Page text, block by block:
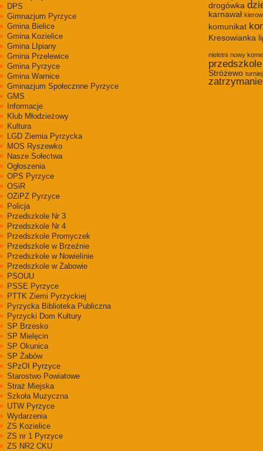
DPS
Gimnazjum Pyrzyce
Gmina Bielice
Gmina Kozielice
Gmina LIpiany
Gmina Przelewice
Gmina Pyrzyce
Gmina Warnice
Gminazjum Społecznne Pyrzyce
GMS
Informacje
Klub Młodzieżowy
Kultura
LGD Ziemia Pyrzycka
MOS Ryszewko
Nasze Sołectwa
Ogłoszenia
OPS Pyrzyce
OSiR
OZiPZ Pyrzyce
Policja
Przedszkole Nr 3
Przedszkole Nr 4
Przedszkole Promyczek
Przedszkole w Brzeźnie
Przedszkole w Nowielinie
Przedszkole w Żabowie
PSOUU
PSSE Pyrzyce
PTTK Ziemi Pyrzyckiej
Pyrzycka Biblioteka Publiczna
Pyrzycki Dom Kultury
SP Brzesko
SP Mielęcin
SP Okunica
SP Żabów
SPzOI Pyrzyce
Starostwo Powiatowe
Straż Miejska
Szkoła Muzyczna
UTW Pyrzyce
Wydarzenia
ZS Kozielice
ZS nr 1 Pyrzyce
ZS NR2 CKU
drogówka
karnawał
komunikat
Kresowianka
nieletni nowy
przedszkole
Stróżewo turniej
zatrzymanie